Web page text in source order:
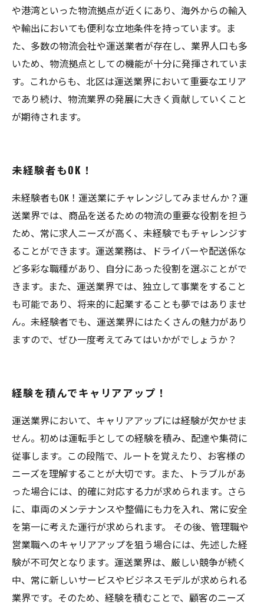
や港湾といった物流拠点が近くにあり、海外からの輸入
や輸出においても便利な立地条件を持っています。ま
た、多数の物流会社や運送業者が存在し、業界人口も多
いため、物流拠点としての機能が十分に発揮されていま
す。これからも、北区は運送業界において重要なエリア
であり続け、物流業界の発展に大きく貢献していくこと
が期待されます。
未経験者もOK！
未経験者もOK！運送業にチャレンジしてみませんか？運
送業界では、商品を送るための物流の重要な役割を担う
ため、常に求人ニーズが高く、未経験でもチャレンジす
ることができます。運送業務は、ドライバーや配送係な
ど多彩な職種があり、自分にあった役割を選ぶことがで
きます。また、運送業界では、独立して事業をすること
も可能であり、将来的に起業することも夢ではありませ
ん。未経験者でも、運送業界にはたくさんの魅力があり
ますので、ぜひ一度考えてみてはいかがでしょうか？
経験を積んでキャリアアップ！
運送業界において、キャリアアップには経験が欠かせま
せん。初めは運転手としての経験を積み、配達や集荷に
従事します。この段階で、ルートを覚えたり、お客様の
ニーズを理解することが大切です。また、トラブルがあ
った場合には、的確に対応する力が求められます。さら
に、車両のメンテナンスや整備にも力を入れ、常に安全
を第一に考えた運行が求められます。 その後、管理職や
営業職へのキャリアアップを狙う場合には、先述した経
験が不可欠となります。運送業界は、厳しい競争が続く
中、常に新しいサービスやビジネスモデルが求められる
業界です。そのため、経験を積むことで、顧客のニーズ